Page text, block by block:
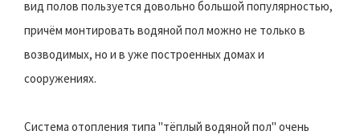
вид полов пользуется довольно большой популярностью,
причём монтировать водяной пол можно не только в
возводимых, но и в уже построенных домах и
сооружениях.
Система отопления типа "тёплый водяной пол" очень